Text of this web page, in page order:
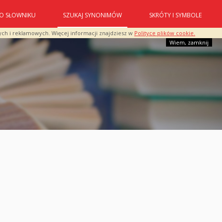
i reklamowych. Więcej informacji znajdziesz w Polityce plików cookie.
Wiem, zamknij
O SŁOWNIKU SZUKAJ SYNONIMÓW SKRÓTY I SYMBOLE